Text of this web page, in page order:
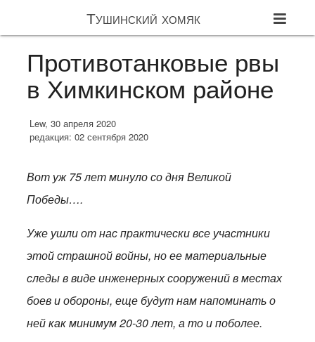
Тушинский хомяк
Противотанковые рвы
в Химкинском районе
Lew, 30 апреля 2020
редакция: 02 сентября 2020
Вот уж 75 лет минуло со дня Великой
Победы….
Уже ушли от нас практически все участники
этой страшной войны, но ее материальные
следы в виде инженерных сооружений в местах
боев и обороны, еще будут нам напоминать о
ней как минимум 20-30 лет, а то и поболее.